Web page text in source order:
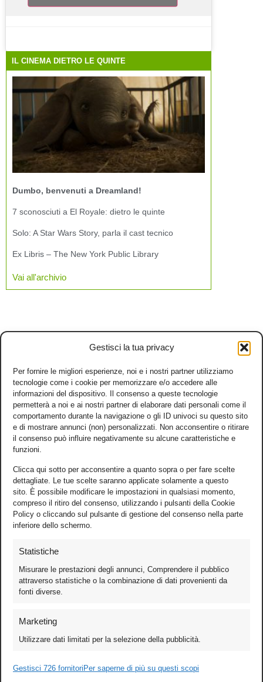
Gestisci la tua privacy
Per fornire le migliori esperienze, noi e i nostri partner utilizziamo
tecnologie come i cookie per memorizzare e/o accedere alle
informazioni del dispositivo. Il consenso a queste tecnologie
permetterà a noi e ai nostri partner di elaborare dati personali come il
comportamento durante la navigazione o gli ID univoci su questo sito
e di mostrare annunci (non) personalizzati. Non acconsentire o ritirare
il consenso può influire negativamente su alcune caratteristiche e
funzioni.
Clicca qui sotto per acconsentire a quanto sopra o per fare scelte
dettagliate. Le tue scelte saranno applicate solamente a questo
sito. È possibile modificare le impostazioni in qualsiasi momento,
compreso il ritiro del consenso, utilizzando i pulsanti della Cookie
Policy o cliccando sul pulsante di gestione del consenso nella parte
inferiore dello schermo.
Statistiche
Misurare le prestazioni degli annunci, Comprendere il pubblico
attraverso statistiche o la combinazione di dati provenienti da
fonti diverse.
Marketing
Utilizzare dati limitati per la selezione della pubblicità.
Gestisci 726 fornitori Per saperne di più su questi scopi
IL CINEMA DIETRO LE QUINTE
Dumbo, benvenuti a Dreamland!
7 sconosciuti a El Royale: dietro le quinte
Solo: A Star Wars Story, parla il cast tecnico
Ex Libris – The New York Public Library
Vai all'archivio
Games